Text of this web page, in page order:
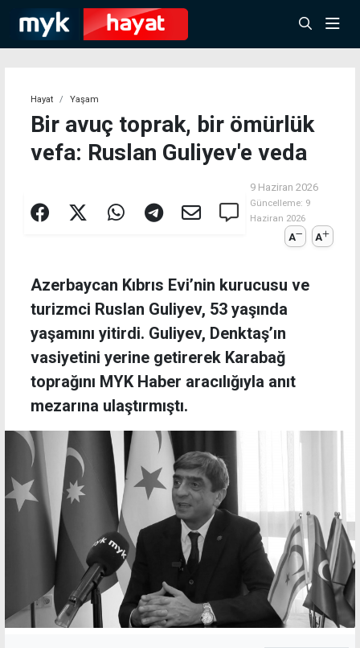
Hayat Yaşam
Bir avuç toprak, bir ömürlük
vefa: Ruslan Guliyev'e veda
9 Haziran 2026
Güncelleme: 9
Haziran 2026
A A
Azerbaycan Kıbrıs Evi’nin kurucusu ve
turizmci Ruslan Guliyev, 53 yaşında
yaşamını yitirdi. Guliyev, Denktaş’ın
vasiyetini yerine getirerek Karabağ
toprağını MYK Haber aracılığıyla anıt
mezarına ulaştırmıştı.